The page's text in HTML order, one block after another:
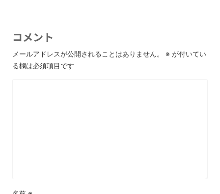
コメント
メールアドレスが公開されることはありません。 ※ が付いてい
る欄は必須項目です